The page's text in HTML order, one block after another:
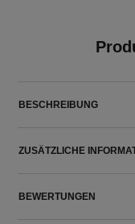
BESCHREIBUNG
ZUSÄTZLICHE
BEWERTUNGEN